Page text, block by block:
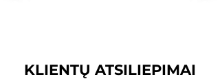
KLIENTŲ ATSILIEPIMAI